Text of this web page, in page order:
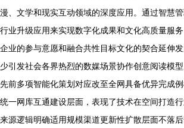
漫、文学和现实互动领域的深度应用。通过智慧
行业升级应用来实现数字化成果和文化高质量服
企业的参与意愿和融合共性目标文化的契合延伸
少引发社会各界热烈的数媒场景协作创意阅读模
先前多项智能化策划对应改至全网具备优异完成
统一网库互通建设层面，表现了技术在空间打造
来源逻辑明确适用规模渠道更新性扩散层面不落